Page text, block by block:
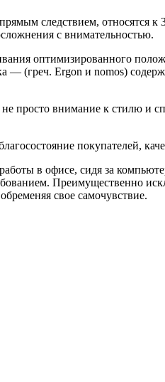
следствием,
с внимательностью.
оптимизированного
(греч. Ergon и nomos)
просто внимание к стилю и
покупателей,
в офисе, сидя за
Преимущественно
свое самочувствие.